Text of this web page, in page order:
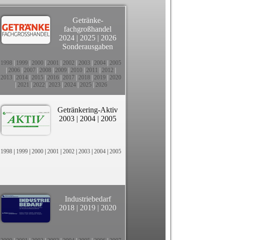
Getränke-
fachgroßhandel
2024 | 2025 | 2026
Sonderausgaben
1998 1999 2000 2001 2002 2003 2004 2005
2006 2007 2008 2009 2010 2011 2012
2013 2014 2015 2016 2017 2018 2019 2020
2021 2022 2023| 2024| 2025| 2026
Getränkering-Aktiv
2003 | 2004 | 2005
1998 | 1999 | 2000 | 2001 | 2002 | 2003 | 2004 | 2005
Industriebedarf
2018 | 2019 | 2020